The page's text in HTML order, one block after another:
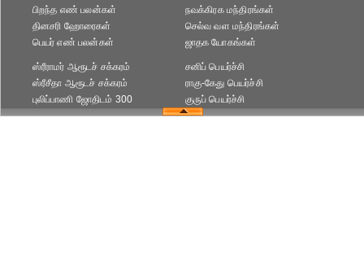
பிறந்த எண் பலன்கள்
தினசரி ஹோரைகள்
பெயர் எண் பலன்கள்
நவக்கிரக மந்திரங்கள்
செல்வ வள மந்திரங்கள்
ஜாதக யோகங்கள்
ஸ்ரீராமர் ஆரூடச் சக்கரம்
ஸ்ரீசீதா ஆரூடச் சக்கரம்
புலிப்பாணி ஜோதிடம் 300
சனிப் பெயர்ச்சி
ராகு-கேது பெயர்ச்சி
குருப் பெயர்ச்சி